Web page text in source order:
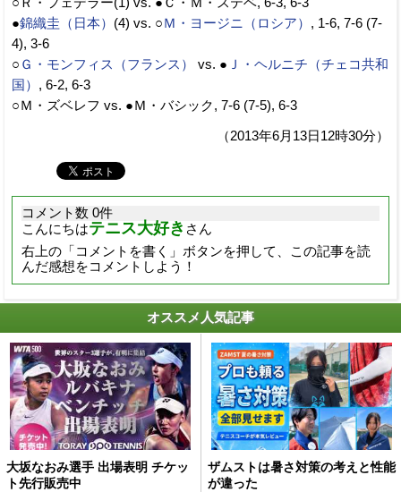
●錦織圭（日本） (4) vs. ○Ｍ・ヨージニ（ロシア） , 1-6, 7-6 (7-
4), 3-6
○ Ｇ・モンフィス（フランス） vs. ● Ｊ・ヘルニチ（チェコ共和
国） , 6-2, 6-3
○Ｍ・ズベレフ vs. ●Ｍ・バシック, 7-6 (7-5), 6-3
（2013年6月13日12時30分）
コメント数 0件
こんにちはテニス大好き さん
右上の「コメントを書く」ボタンを押して、この記事を読
んだ感想をコメントしよう！
オススメ人気記事
大坂なおみ選手 出場表明 チケッ
ト先行販売中
ザムストは暑さ対策の考えと性能
が違った